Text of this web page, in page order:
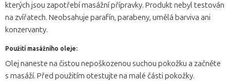
kterých jsou zapotřebí masážní přípravky. Produkt nebyl testován
na zvířatech. Neobsahuje parafín, parabeny, umělá barviva ani
konzervanty.
Použití masážního oleje:
Olej naneste na čistou nepoškozenou suchou pokožku a začněte
s masáží. Před použitím otestujte na malé části pokožky.